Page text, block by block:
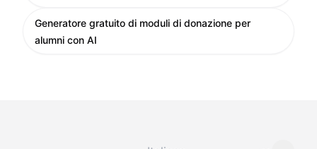
Generatore gratuito di moduli di donazione per
alumni con AI